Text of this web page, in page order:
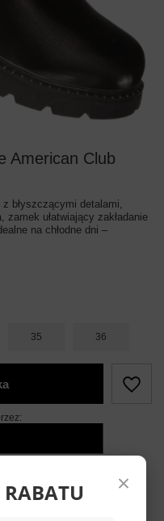
American Club
błyszczącymi detalami,
ułatwiający zakładanie
na chłodne dni –
35 36
×